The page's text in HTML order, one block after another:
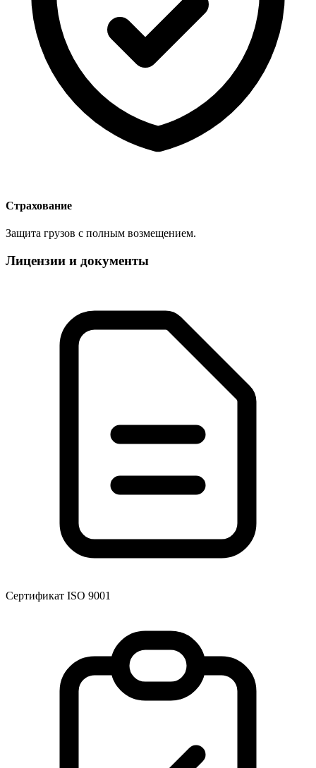
Страхование
Защита грузов с полным возмещением.
Лицензии и документы
Сертификат ISO 9001